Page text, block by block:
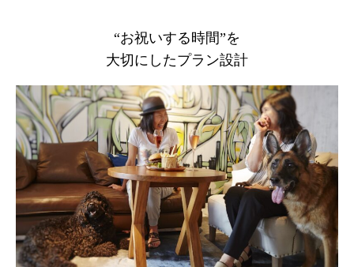
“お祝いする時間”を
大切にしたプラン設計